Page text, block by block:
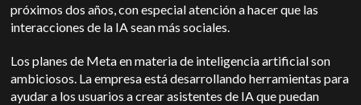
próximos dos años, con especial atención a hacer que las
interacciones de la IA sean más sociales.
Los planes de Meta en materia de inteligencia artificial son
ambiciosos. La empresa está desarrollando herramientas para
ayudar a los usuarios a crear asistentes de IA que puedan